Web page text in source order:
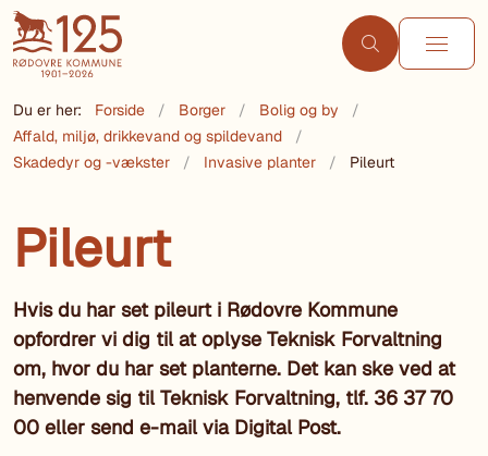
Du er her: Forside Borger
Bolig og by
Affald, miljø, drikkevand og spildevand
Skadedyr og -vækster
Invasive planter Pileurt
Pileurt
Hvis du har set pileurt i Rødovre Kommune
opfordrer vi dig til at oplyse Teknisk Forvaltning
om, hvor du har set planterne. Det kan ske ved at
henvende sig til Teknisk Forvaltning, tlf. 36 37 70
00 eller send e-mail via Digital Post.